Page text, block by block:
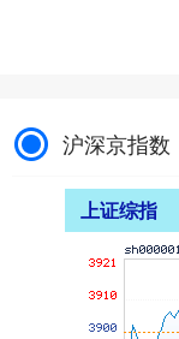
沪深京指数
上证综指